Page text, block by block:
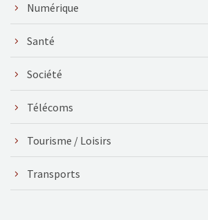
Numérique
Santé
Société
Télécoms
Tourisme / Loisirs
Transports